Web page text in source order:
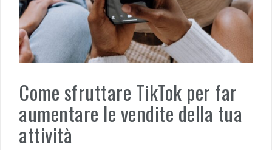
Come sfruttare TikTok per far
aumentare le vendite della tua
attività